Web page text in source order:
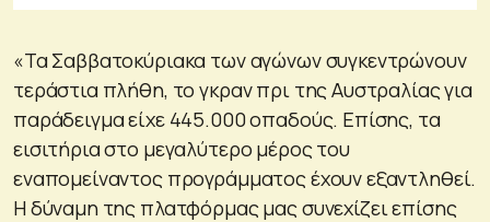
«Τα Σαββατοκύριακα των αγώνων συγκεντρώνουν
τεράστια πλήθη, το γκραν πρι της Αυστραλίας για
παράδειγμα είχε 445.000 οπαδούς. Επίσης, τα
εισιτήρια στο μεγαλύτερο μέρος του
εναπομείναντος προγράμματος έχουν εξαντληθεί.
Η δύναμη της πλατφόρμας μας συνεχίζει επίσης